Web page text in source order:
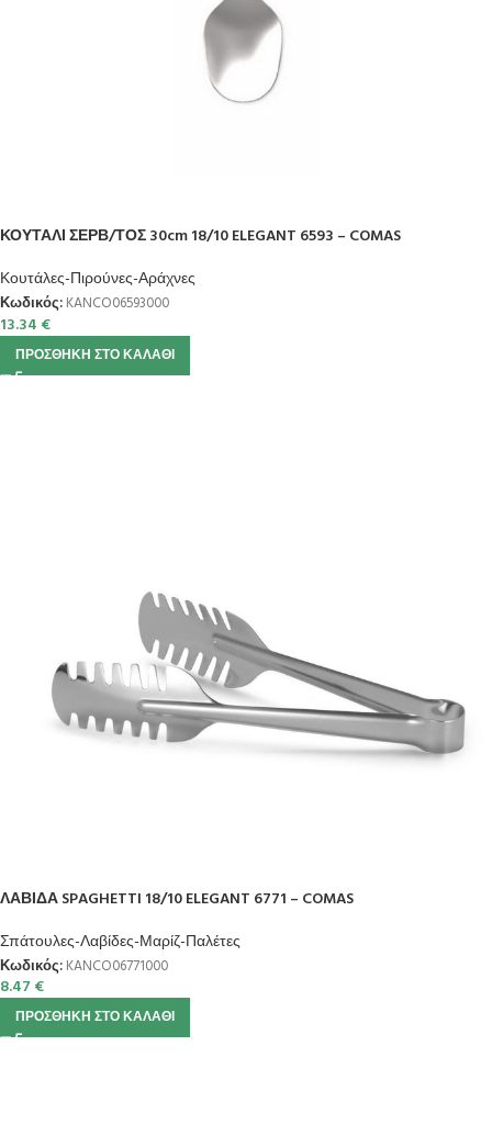
ΚΟΥΤΑΛΙ ΣΕΡΒ/ΤΟΣ 30cm 18/10 ELEGANT 6593 – COMAS
Κουτάλες-Πιρούνες-Αράχνες
Κωδικός: KANCO06593000
13.34 €
ΠΡΟΣΘΉΚΗ ΣΤΟ ΚΑΛΆΘΙ
ΛΑΒΙΔΑ SPAGHETTI 18/10 ELEGANT 6771 – COMAS
Σπάτουλες-Λαβίδες-Μαρίζ-Παλέτες
Κωδικός: KANCO06771000
8.47 €
ΠΡΟΣΘΉΚΗ ΣΤΟ ΚΑΛΆΘΙ